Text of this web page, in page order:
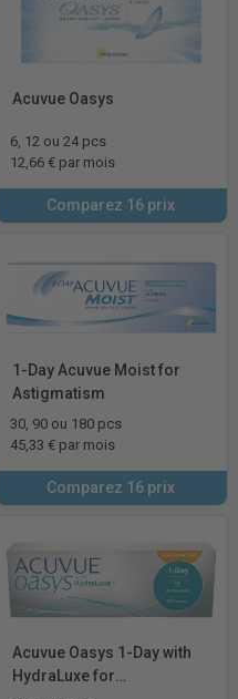
Acuvue Oasys
6, 12 ou 24 pcs
12,66 € par mois
Comparez 16 prix
1-Day Acuvue Moist for
Astigmatism
30, 90 ou 180 pcs
45,33 € par mois
Comparez 16 prix
Acuvue Oasys 1-Day with
HydraLuxe for